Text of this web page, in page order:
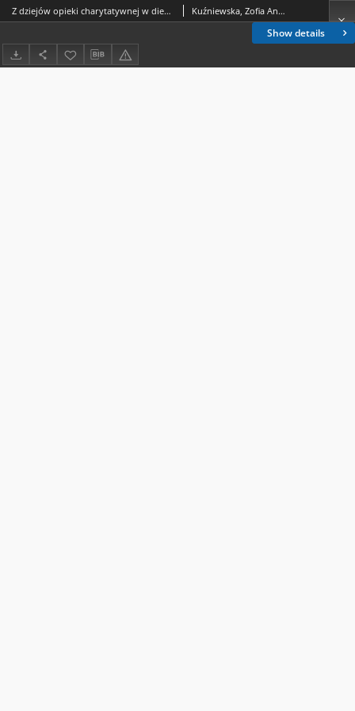
Show details
Z dziejów opieki charytatywnej w diecezji kujawsko-pomorskiej. Szpitale wiejskie w dekanacie włocławskim Kuźniewska, Zofia Anna